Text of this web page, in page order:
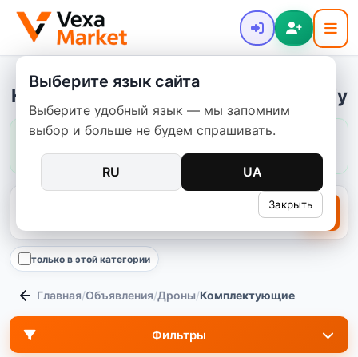
Выберите язык сайта
Выберите удобный язык — мы запомним
выбор и больше не будем спрашивать.
RU UA
Закрыть
Комплектующие - купить новое и б/у
Цены в этой категории:обычно250–5 000 ₴
медиана1 400 ₴391предложений
только в этой категории
Главная/Объявления/Дроны/Комплектующие
Фильтры